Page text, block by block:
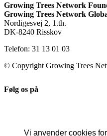
Vi anvender cookies
Growing Trees Network
Growing Trees Network
Nordigesvej 2, 1.th.
DK-8240 Risskov
Telefon: 31 13 01 03
© Copyright Growing Trees
Følg os på